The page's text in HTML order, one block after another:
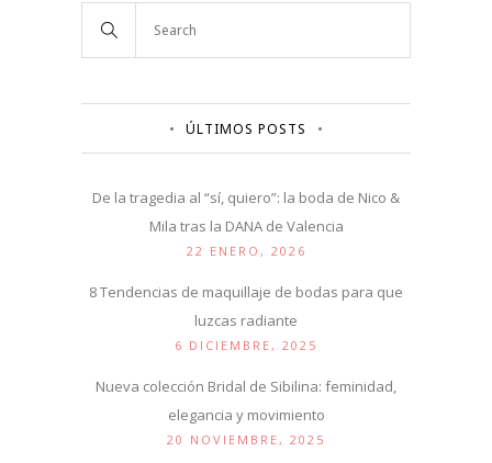
ÚLTIMOS POSTS
De la tragedia al “sí, quiero”: la boda de Nico &
Mila tras la DANA de Valencia
22 ENERO, 2026
8 Tendencias de maquillaje de bodas para que
luzcas radiante
6 DICIEMBRE, 2025
Nueva colección Bridal de Sibilina: feminidad,
elegancia y movimiento
20 NOVIEMBRE, 2025